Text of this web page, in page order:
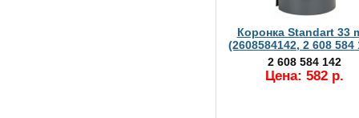
Коронка Standart 33
(2608584142, 2 608 584
2 608 584 142
Цена: 582 р.